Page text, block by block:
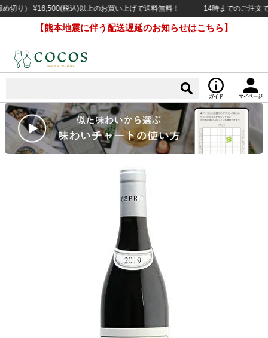
） ¥16,500(税込)以上のお買い上げで送料無料！ 14時までのご注文で
【熊本地震に伴う配送遅延のお知らせはこちら】
ガイド マイページ